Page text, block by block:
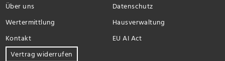
Über uns
Datenschutz
Wertermittlung
Hausverwaltung
Kontakt
EU AI Act
Vertrag widerrufen